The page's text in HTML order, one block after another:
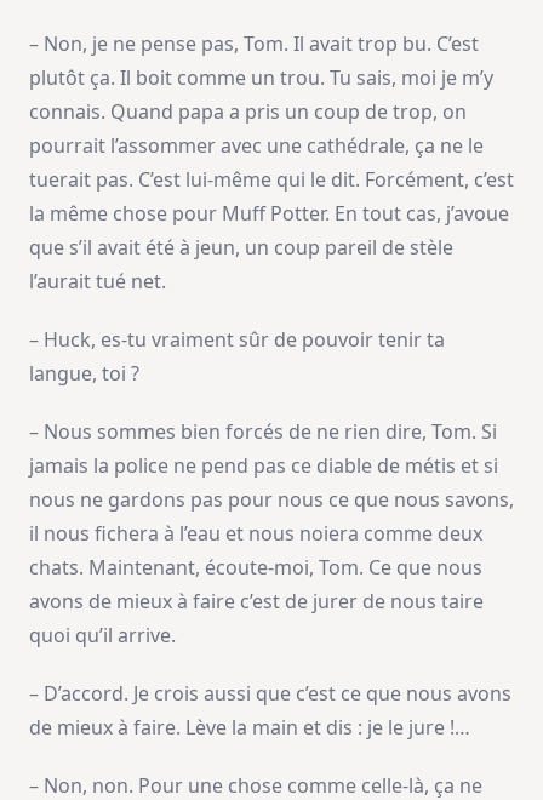
– Non, je ne pense pas, Tom. Il avait trop bu. C’est
plutôt ça. Il boit comme un trou. Tu sais, moi je m’y
connais. Quand papa a pris un coup de trop, on
pourrait l’assommer avec une cathédrale, ça ne le
tuerait pas. C’est lui-même qui le dit. Forcément, c’est
la même chose pour Muff Potter. En tout cas, j’avoue
que s’il avait été à jeun, un coup pareil de stèle
l’aurait tué net.
– Huck, es-tu vraiment sûr de pouvoir tenir ta
langue, toi ?
– Nous sommes bien forcés de ne rien dire, Tom. Si
jamais la police ne pend pas ce diable de métis et si
nous ne gardons pas pour nous ce que nous savons,
il nous fichera à l’eau et nous noiera comme deux
chats. Maintenant, écoute-moi, Tom. Ce que nous
avons de mieux à faire c’est de jurer de nous taire
quoi qu’il arrive.
– D’accord. Je crois aussi que c’est ce que nous avons
de mieux à faire. Lève la main et dis : je le jure !…
– Non, non. Pour une chose comme celle-là, ça ne